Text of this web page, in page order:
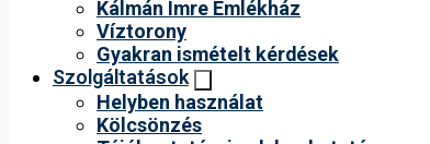
Kálmán Imre Emlékház
Víztorony
Gyakran ismételt kérdések
Szolgáltatások
Helyben használat
Kölcsönzés